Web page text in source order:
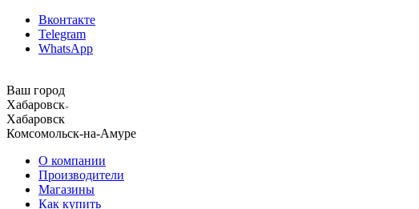
Вконтакте
Telegram
WhatsApp
Ваш город
Хабаровск
Хабаровск
Комсомольск-на-Амуре
О компании
Производители
Магазины
Как купить